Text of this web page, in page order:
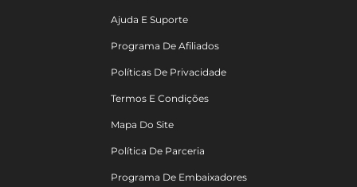
Ajuda E Suporte
Programa De Afiliados
Políticas De Privacidade
Termos E Condições
Mapa Do Site
Política De Parceria
Programa De Embaixadores